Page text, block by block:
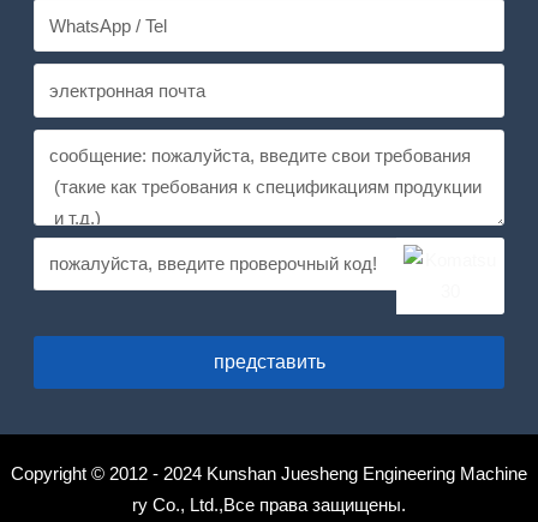
представить
Copyright © 2012 - 2024 Kunshan Juesheng Engineering Machine
ry Co., Ltd.,Все права защищены.